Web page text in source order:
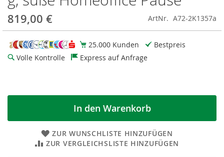
819,00 € ArtNr. A72-2K1357a
25.000 Kunden
Bestpreis
Volle Kontrolle
Express auf Anfrage
In den Warenkorb
ZUR WUNSCHLISTE HINZUFÜGEN
ZUR VERGLEICHSLISTE HINZUFÜGEN
Bildgalerie
springen